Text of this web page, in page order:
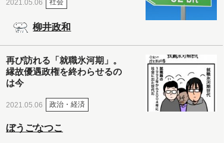
2021.05.06 社会
柳井政和
再び訪れる「就職氷河期」。
縁故優遇政権を終わらせるの
は今
2021.05.06 政治・経済
ぼうごなつこ